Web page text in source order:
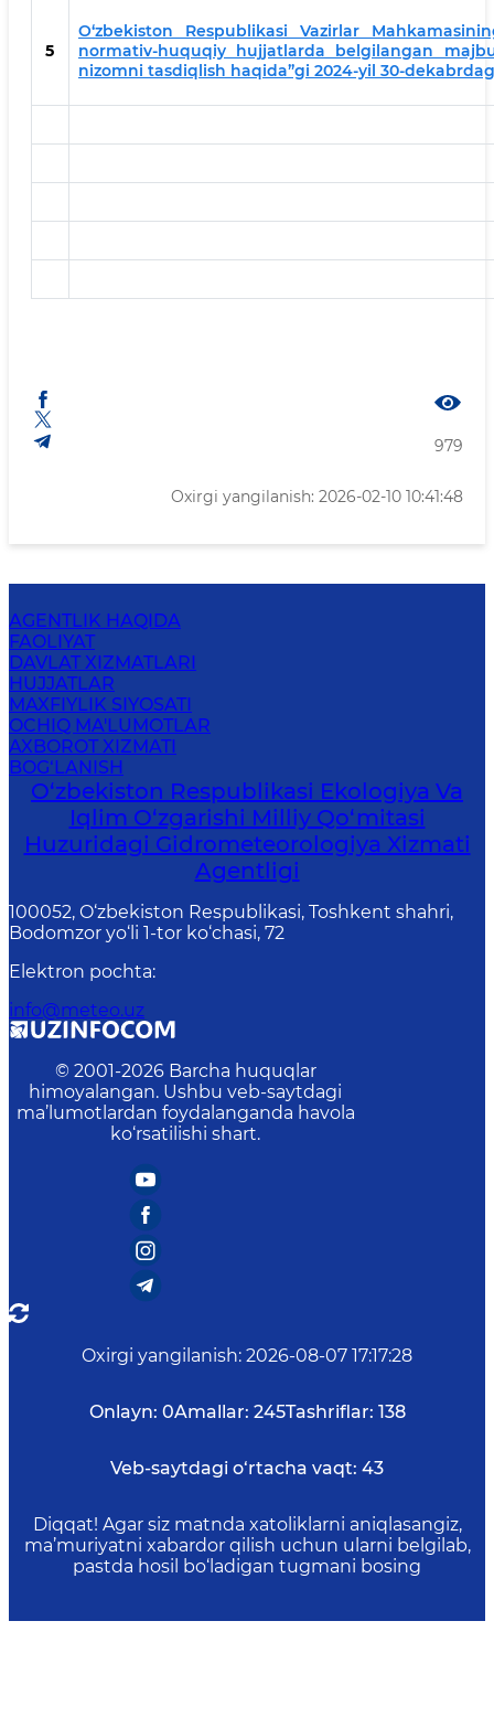
5
O‘zbekiston Respublikasi Vazirlar
normativ-huquqiy hujjatlarda belgilangan
nizomni tasdiqlish haqida”gi 2024-yil 30-
979
Oxirgi yangilanish: 2026-02-10 10:41:48
AGENTLIK HAQIDA
FAOLIYAT
DAVLAT XIZMATLARI
HUJJATLAR
MAXFIYLIK SIYOSATI
OCHIQ MA'LUMOTLAR
AXBOROT XIZMATI
BOG‘LANISH
O‘zbekiston Respublikasi Ekologiya Va
Iqlim O‘zgarishi Milliy Qo‘mitasi
Huzuridagi Gidrometeorologiya Xizmati
Agentligi
100052, O‘zbekiston Respublikasi, Toshkent shahri,
Bodomzor yo‘li 1-tor ko‘chasi, 72
Elektron pochta:
info@meteo.uz
© 2001-2026 Barcha huquqlar
himoyalangan. Ushbu veb-saytdagi
ma’lumotlardan foydalanganda havola
ko‘rsatilishi shart.
Oxirgi yangilanish: 2026-08-07 17:17:28
Onlayn: 0Amallar: 245Tashriflar: 138
Veb-saytdagi o‘rtacha vaqt: 43
Diqqat! Agar siz matnda xatoliklarni aniqlasangiz,
ma’muriyatni xabardor qilish uchun ularni belgilab,
pastda hosil bo‘ladigan tugmani bosing